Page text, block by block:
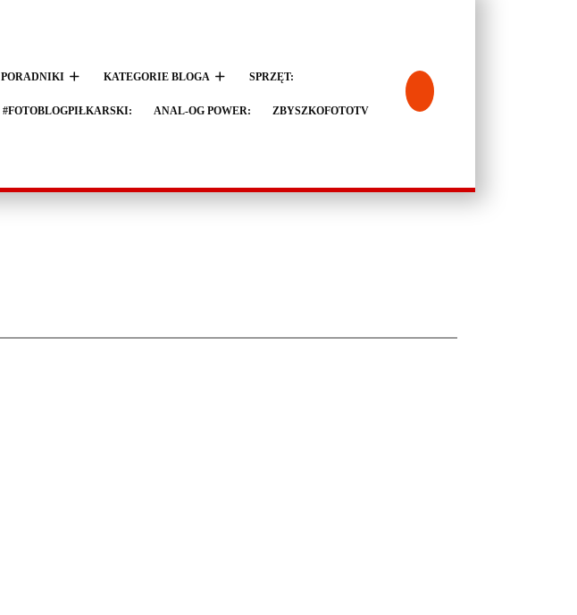
PORADNIKI KATEGORIE BLOGA SPRZĘT:
#FOTOBLOGPIŁKARSKI: ANAL-OG POWER: ZBYSZKOFOTOTV